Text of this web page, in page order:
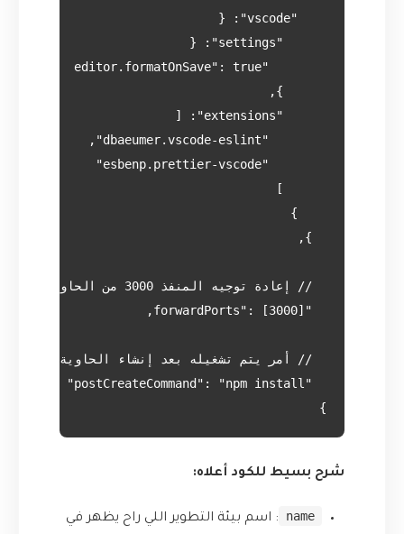
}
شرح بسيط للكود أعلاه:
name
: اسم بيئة التطوير اللي راح يظهر في